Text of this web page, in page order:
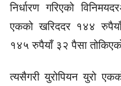
निर्धारण गरिएको
एकको खरिददर १४४
१४५ रुपैयाँ ३२ पैसा
त्यसैगरी युरोपियन युरो